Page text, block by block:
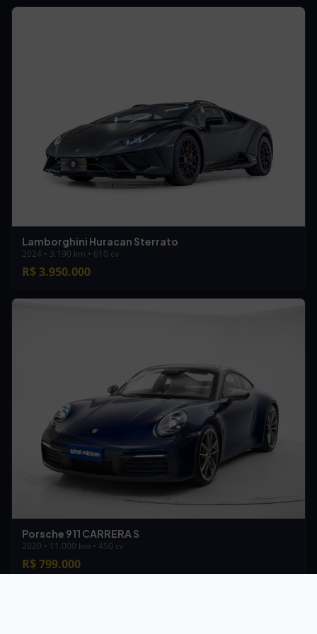
Lamborghini Huracan Sterrato
2024 • 3.190 km • 610 cv
R$ 3.950.000
Porsche 911 CARRERA S
2020 • 11.000 km • 450 cv
R$ 799.000